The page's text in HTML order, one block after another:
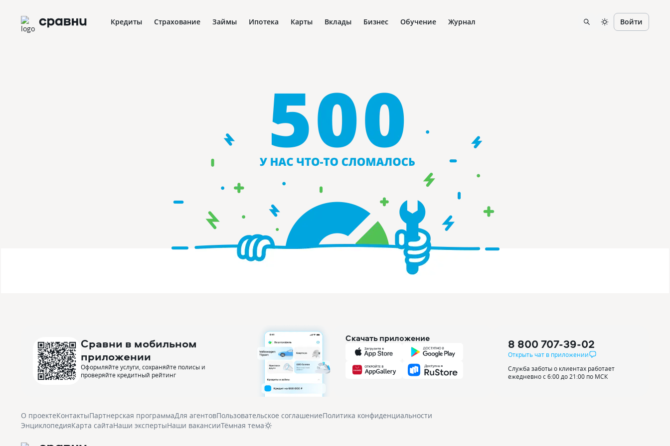
Кредиты Страхование Займы Ипотека Карты Вклады Бизнес Обучение Журнал Войти
Сравни в мобильном
приложении
Оформляйте услуги, сохраняйте полисы и
проверяйте кредитный рейтинг
Скачать приложение 8 800 707-39-02
Открыть чат в приложении
Служба заботы о клиентах работает
ежедневно с 6:00 до 21:00 по МСК
О проектеКонтактыПартнерская программаДля агентовПользовательское соглашениеПолитика конфиденциальности
ЭнциклопедияКарта сайтаНаши экспертыНаши вакансииТёмная тема